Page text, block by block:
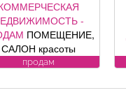
-
ПОМЕЩЕНИЕ,
САЛОН красоты
площадь 88, 8
1, хороший
продам